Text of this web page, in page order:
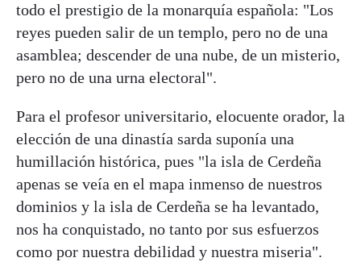
todo el prestigio de la monarquía española: "Los
reyes pueden salir de un templo, pero no de una
asamblea; descender de una nube, de un misterio,
pero no de una urna electoral".
Para el profesor universitario, elocuente orador, la
elección de una dinastía sarda suponía una
humillación histórica, pues "la isla de Cerdeña
apenas se veía en el mapa inmenso de nuestros
dominios y la isla de Cerdeña se ha levantado,
nos ha conquistado, no tanto por sus esfuerzos
como por nuestra debilidad y nuestra miseria".